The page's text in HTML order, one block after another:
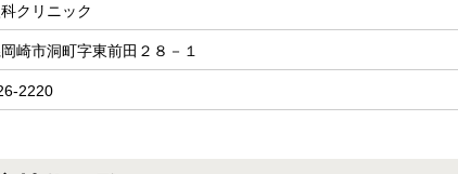
クリニック
崎市洞町字東前田２８－１
2220